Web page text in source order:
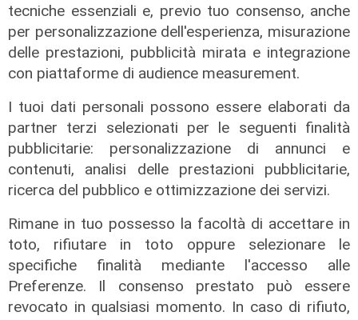
tecniche essenziali e, previo tuo consenso, anche
per personalizzazione dell'esperienza, misurazione
delle prestazioni, pubblicità mirata e integrazione
con piattaforme di audience measurement.
I tuoi dati personali possono essere elaborati da
partner terzi selezionati per le seguenti finalità
pubblicitarie: personalizzazione di annunci e
contenuti, analisi delle prestazioni pubblicitarie,
ricerca del pubblico e ottimizzazione dei servizi.
Rimane in tuo possesso la facoltà di accettare in
toto, rifiutare in toto oppure selezionare le
specifiche finalità mediante l'accesso alle
Preferenze. Il consenso prestato può essere
revocato in qualsiasi momento. In caso di rifiuto,
Spettacolo di luce
In migliaia a Camogli per la Stella
Maris: spiaggia piena per la posa dei
lumini
03/08/2026
di r.c.